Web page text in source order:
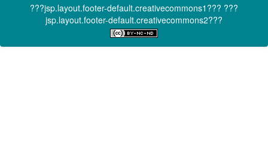
???jsp.layout.footer-default.creativecommons1??? ???
jsp.layout.footer-default.creativecommons2???